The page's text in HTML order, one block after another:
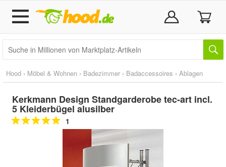
Hood › Möbel & Wohnen › Badezimmer › Badaccessoires › Ablagen
Kerkmann Design Standgarderobe tec-art incl.
5 Kleiderbügel alusilber
1